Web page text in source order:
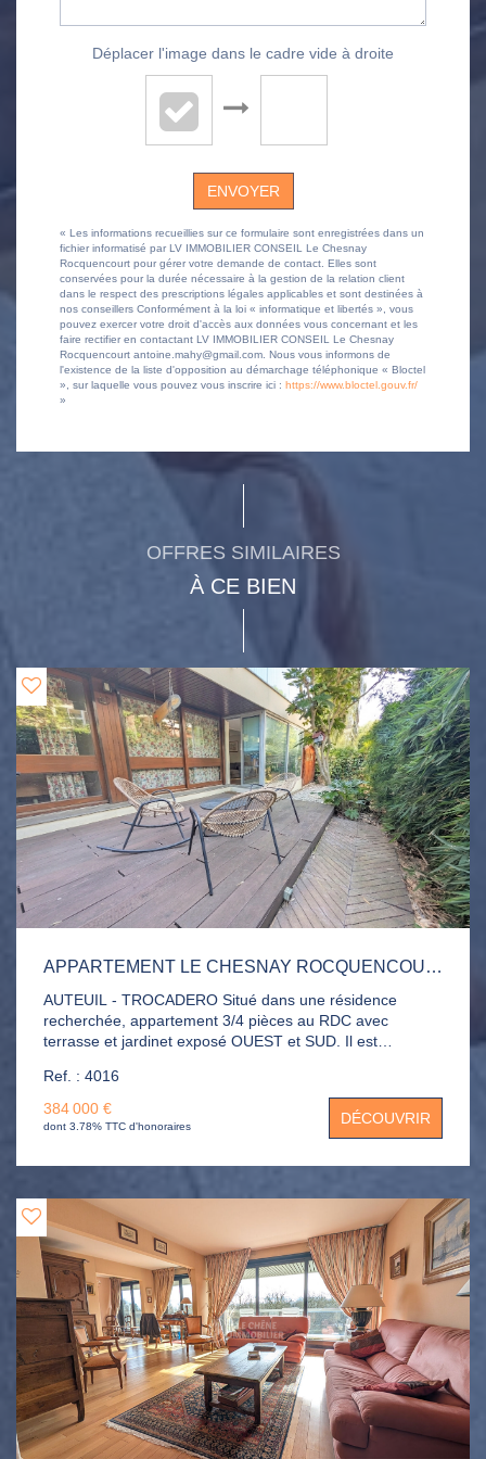
Déplacer l'image dans le cadre vide à droite
ENVOYER
« Les informations recueillies sur ce formulaire sont enregistrées dans un
fichier informatisé par LV IMMOBILIER CONSEIL Le Chesnay
Rocquencourt pour gérer votre demande de contact. Elles sont
conservées pour la durée nécessaire à la gestion de la relation client
dans le respect des prescriptions légales applicables et sont destinées à
nos conseillers Conformément à la loi « informatique et libertés », vous
pouvez exercer votre droit d'accès aux données vous concernant et les
faire rectifier en contactant LV IMMOBILIER CONSEIL Le Chesnay
Rocquencourt antoine.mahy@gmail.com. Nous vous informons de
l'existence de la liste d'opposition au démarchage téléphonique « Bloctel
», sur laquelle vous pouvez vous inscrire ici : https://www.bloctel.gouv.fr/
»
OFFRES SIMILAIRES
À CE BIEN
APPARTEMENT LE CHESNAY ROCQUENCOURT 4 PIÈCE(S) 83 M2
AUTEUIL - TROCADERO Situé dans une résidence
recherchée, appartement 3/4 pièces au RDC avec
terrasse et jardinet exposé OUEST et SUD. Il est
intégrée donnant sur terrasse et jardinet, cuisine équipée
et ouverte, 2 chambres, dressing et placards, salle de
bains et WC. Cave dans l'immeuble.
Ref. : 4016
384 000 €
dont 3.78% TTC d'honoraires DÉCOUVRIR